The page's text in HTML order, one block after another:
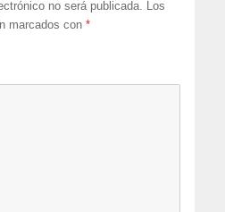
no será publicada. Los
marcados con*